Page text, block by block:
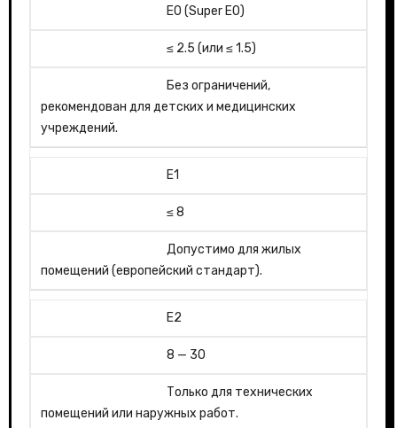
E0 (Super E0)
≤ 2.5 (или ≤ 1.5)
Без ограничений,
рекомендован для детских и медицинских
учреждений.
E1
≤ 8
Допустимо для жилых
помещений (европейский стандарт).
E2
8 — 30
Только для технических
помещений или наружных работ.